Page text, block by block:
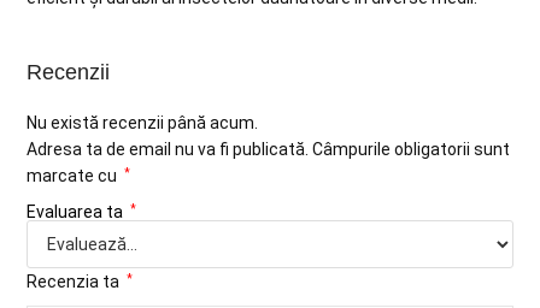
Recenzii
Nu există recenzii până acum.
Adresa ta de email nu va fi publicată. Câmpurile obligatorii sunt
marcate cu
*
Evaluarea ta *
Recenzia ta *